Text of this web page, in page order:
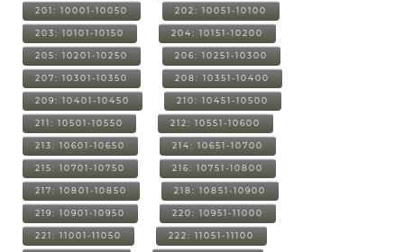
201: 10001-10050 202: 10051-10100
203: 10101-10150 204: 10151-10200
205: 10201-10250 206: 10251-10300
207: 10301-10350 208: 10351-10400
209: 10401-10450 210: 10451-10500
211: 10501-10550 212: 10551-10600
213: 10601-10650 214: 10651-10700
215: 10701-10750 216: 10751-10800
217: 10801-10850 218: 10851-10900
219: 10901-10950 220: 10951-11000
221: 11001-11050 222: 11051-11100